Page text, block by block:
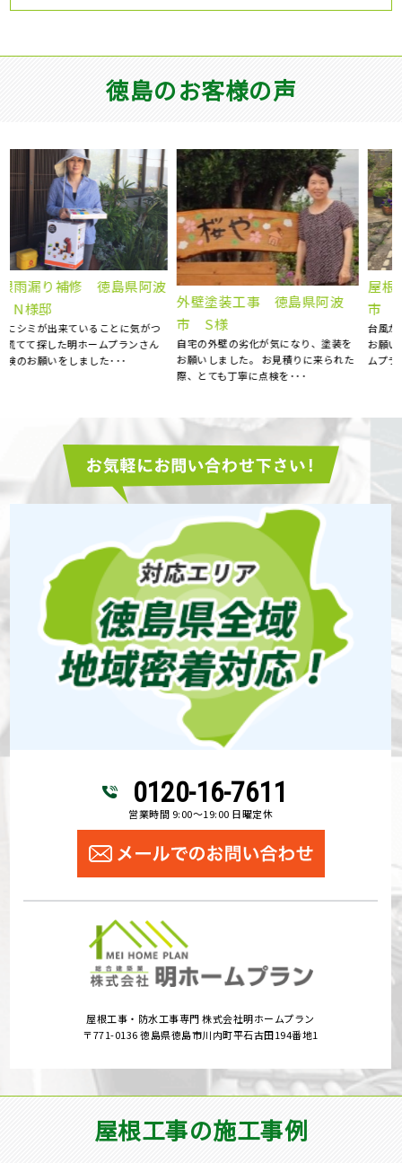
徳島のお客様の声
外壁塗装工事 徳島県阿波
市 S様
自宅の外壁の劣化が気になり、塗装を
お願いしました。 お見積りに来られた
屋根塗装工事 徳島県徳島
市 A様邸
台風が多くなる前に、屋根塗装工事を
お願いしました。 近所の方から明ホー
ムプラン･･･
0120-16-7611
営業時間 9:00～19:00 日曜定休
屋根工事・防水工事専門 株式会社明ホームプラン
〒771-0136 徳島県徳島市川内町平石古田194番地1
屋根工事の施工事例